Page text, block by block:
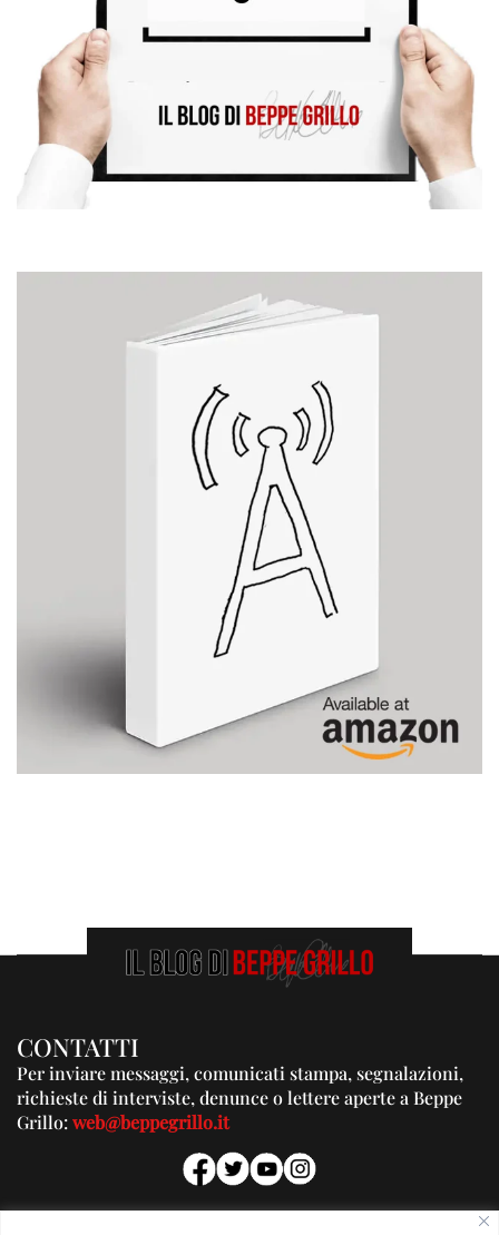
CONTATTI
Per inviare messaggi, comunicati stampa, segnalazioni,
richieste di interviste, denunce o lettere aperte a Beppe
Grillo:web@beppegrillo.it